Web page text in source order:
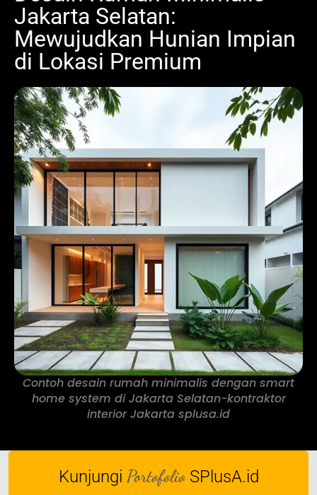
Jakarta Selatan:
Mewujudkan Hunian Impian
di Lokasi Premium
Contoh desain rumah minimalis dengan smart
home system di Jakarta Selatan-kontraktor
interior Jakarta splusa.id
Kunjungi Portofolio SPlusA.id